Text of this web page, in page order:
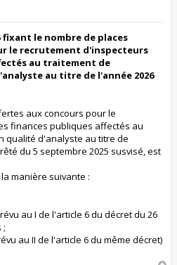
fixant le nombre de places
le recrutement d'inspecteurs
au traitement de
au titre de l'année 2026
aux concours pour le
finances publiques affectés au
qualité d'analyste au titre de
du 5 septembre 2025 susvisé, est
manière suivante :
au I de l'article 6 du décret du 26
;
au II de l'article 6 du même décret)